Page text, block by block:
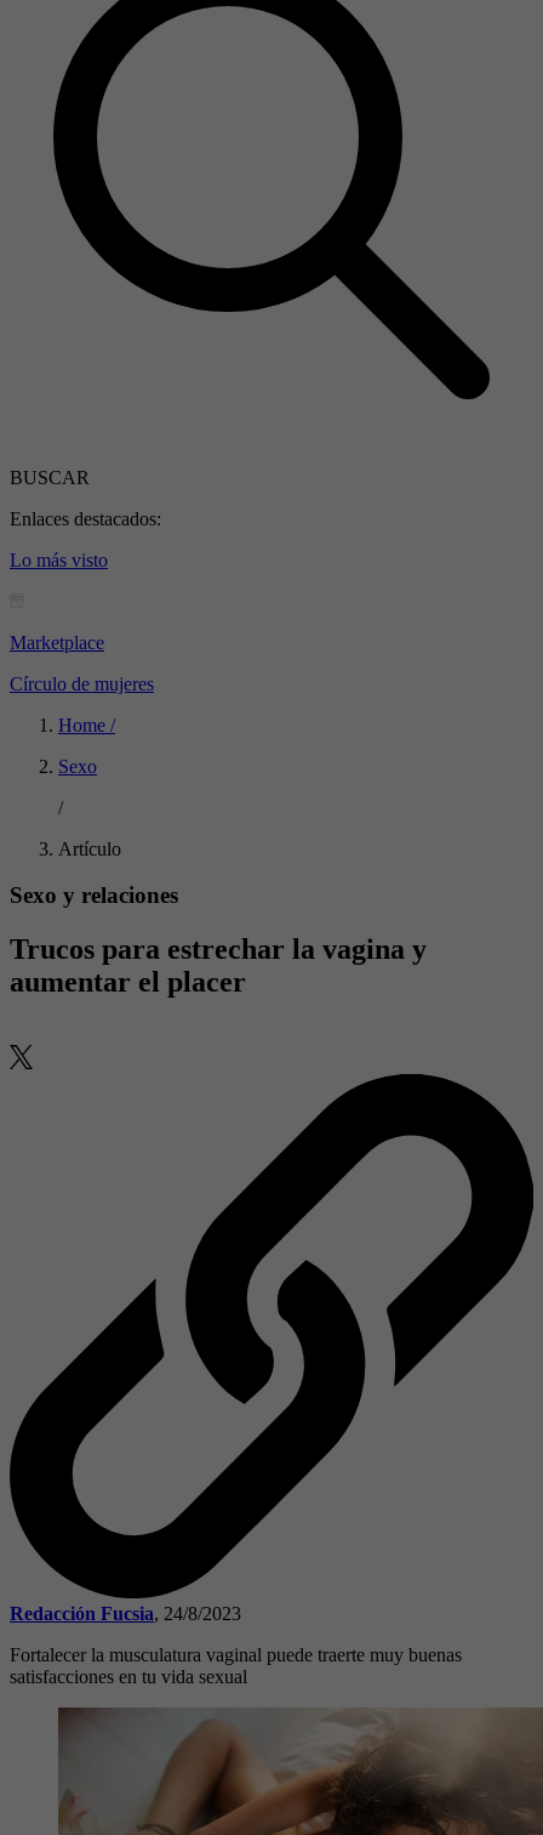
BUSCAR
Enlaces destacados:
Lo más visto
Marketplace
Círculo de mujeres
Home /
Sexo
/
Artículo
Sexo y relaciones
Trucos para estrechar la vagina y
aumentar el placer
Redacción Fucsia, 24/8/2023
Fortalecer la musculatura vaginal puede traerte muy buenas
satisfacciones en tu vida sexual